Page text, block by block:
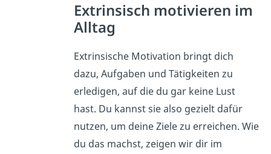
Extrinsisch motivieren im
Alltag
Extrinsische Motivation bringt dich
dazu, Aufgaben und Tätigkeiten zu
erledigen, auf die du gar keine Lust
hast. Du kannst sie also gezielt dafür
nutzen, um deine Ziele zu erreichen. Wie
du das machst, zeigen wir dir im